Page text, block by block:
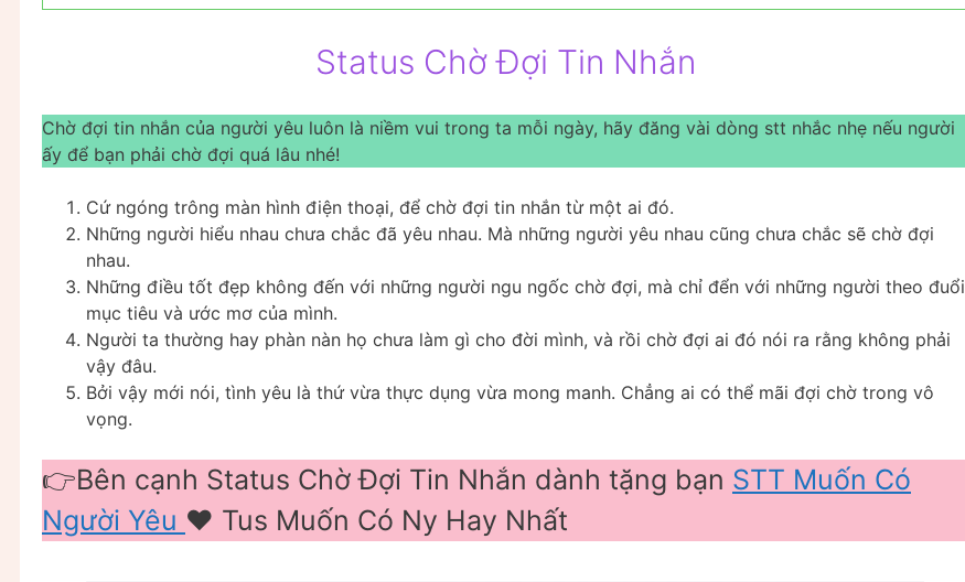
Status Chờ Đợi Tin Nhắn
Chờ đợi tin nhắn của người yêu luôn là niềm vui trong ta mỗi ngày, hãy đăng vài dòng stt nhắc nhẹ nếu người
ấy để bạn phải chờ đợi quá lâu nhé!
Cứ ngóng trông màn hình điện thoại, để chờ đợi tin nhắn từ một ai đó.
Những người hiểu nhau chưa chắc đã yêu nhau. Mà những người yêu nhau cũng chưa chắc sẽ chờ đợi
nhau.
Những điều tốt đẹp không đến với những người ngu ngốc chờ đợi, mà chỉ đển với những người theo đuổi
mục tiêu và ước mơ của mình.
Người ta thường hay phàn nàn họ chưa làm gì cho đời mình, và rồi chờ đợi ai đó nói ra rằng không phải
vậy đâu.
Bởi vậy mới nói, tình yêu là thứ vừa thực dụng vừa mong manh. Chẳng ai có thể mãi đợi chờ trong vô
vọng.
👉Bên cạnh Status Chờ Đợi Tin Nhắn dành tặng bạn STT Muốn Có
Người Yêu ❤️️ Tus Muốn Có Ny Hay Nhất